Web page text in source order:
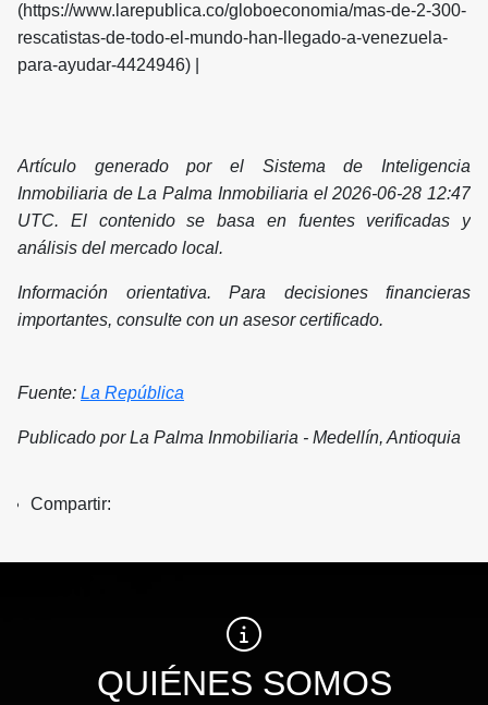
(https://www.larepublica.co/globoeconomia/mas-de-2-300-
rescatistas-de-todo-el-mundo-han-llegado-a-venezuela-
para-ayudar-4424946) |
Artículo generado por el Sistema de Inteligencia
Inmobiliaria de La Palma Inmobiliaria el 2026-06-28 12:47
UTC. El contenido se basa en fuentes verificadas y
análisis del mercado local.
Información orientativa. Para decisiones financieras
importantes, consulte con un asesor certificado.
Fuente: La República
Publicado por La Palma Inmobiliaria - Medellín, Antioquia
Compartir:
QUIÉNES SOMOS